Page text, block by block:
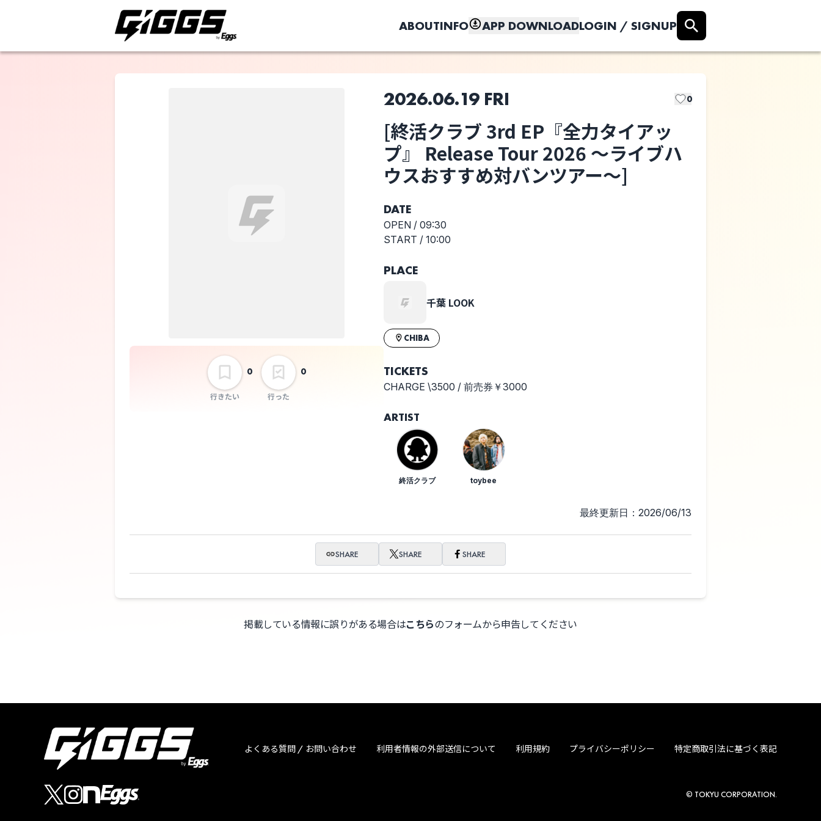
ABOUTINFO APP DOWNLOADLOGIN / SIGNUP
行きたい
0
行った
0
[終活クラブ 3rd
EP『全力タイア
ップ』 Release
Tour 2026 〜ラ
すめ対バンツア
ー〜]
選択しない
2026.06.19 FRI 0
[終活クラブ 3rd EP『全力タイアッ
プ』 Release Tour 2026 〜ライブハ
ウスおすすめ対バンツアー〜]
DATE
OPEN / 09:30
START / 10:00
PLACE
千葉 LOOK
CHIBA
TICKETS
CHARGE \3500 / 前売券￥3000
ARTIST
終活クラブ toybee
最終更新日：2026/06/13
SHARE SHARE SHARE
掲載している情報に誤りがある場合はこちらのフォームから申告してください
このライブの取り置きは終了しました
よくある質問 / お問い合わせ 利用者情報の外部送信について 利用規約 プライバシーポリシー 特定商取引法に基づく表記
© TOKYU CORPORATION.